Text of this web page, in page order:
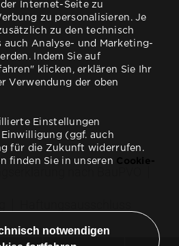
Internet-Seite zu
zu personalisieren. Je
zu den technisch
auch Analyse- und Marketing-
Indem Sie auf
klicken, erklären Sie Ihr
Verwendung der oben
Einstellungen
(ggf. auch
für die Zukunft widerrufen.
finden Sie in unseren
Cookie-